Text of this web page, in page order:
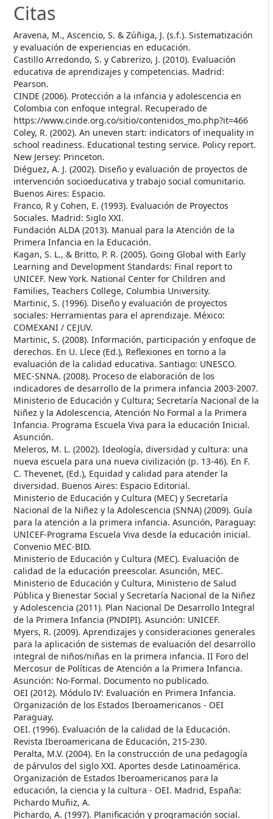
Citas
Aravena, M., Ascencio, S. & Zúñiga, J. (s.f.). Sistematización
y evaluación de experiencias en educación.
Castillo Arredondo, S. y Cabrerizo, J. (2010). Evaluación
educativa de aprendizajes y competencias. Madrid:
Pearson.
CINDE (2006). Protección a la infancia y adolescencia en
Colombia con enfoque integral. Recuperado de
https://www.cinde.org.co/sitio/contenidos_mo.php?it=466
Coley, R. (2002). An uneven start: indicators of inequality in
school readiness. Educational testing service. Policy report.
New Jersey: Princeton.
Diéguez, A. J. (2002). Diseño y evaluación de proyectos de
intervención socioeducativa y trabajo social comunitario.
Buenos Aires: Espacio.
Franco, R y Cohen, E. (1993). Evaluación de Proyectos
Sociales. Madrid: Siglo XXI.
Fundación ALDA (2013). Manual para la Atención de la
Primera Infancia en la Educación.
Kagan, S. L., & Britto, P. R. (2005). Going Global with Early
Learning and Development Standards: Final report to
UNICEF. New York. National Center for Children and
Families, Teachers College, Columbia University.
Martinic, S. (1996). Diseño y evaluación de proyectos
sociales: Herramientas para el aprendizaje. México:
COMEXANI / CEJUV.
Martinic, S. (2008). Información, participación y enfoque de
derechos. En U. Llece (Ed.), Reflexiones en torno a la
evaluación de la calidad educativa. Santiago: UNESCO.
MEC-SNNA. (2008). Proceso de elaboración de los
indicadores de desarrollo de la primera infancia 2003-2007.
Ministerio de Educación y Cultura; Secretaría Nacional de la
Niñez y la Adolescencia, Atención No Formal a la Primera
Infancia. Programa Escuela Viva para la educación Inicial.
Asunción.
Meleros, M. L. (2002). Ideología, diversidad y cultura: una
nueva escuela para una nueva civilización (p. 13-46). En F.
C. Thevenet, (Ed.), Equidad y calidad para atender la
diversidad. Buenos Aires: Espacio Editorial.
Ministerio de Educación y Cultura (MEC) y Secretaría
Nacional de la Niñez y la Adolescencia (SNNA) (2009). Guía
para la atención a la primera infancia. Asunción, Paraguay:
UNICEF-Programa Escuela Viva desde la educación inicial.
Convenio MEC-BID.
Ministerio de Educación y Cultura (MEC). Evaluación de
calidad de la educación preescolar. Asunción, MEC.
Ministerio de Educación y Cultura, Ministerio de Salud
Pública y Bienestar Social y Secretaría Nacional de la Niñez
y Adolescencia (2011). Plan Nacional De Desarrollo Integral
de la Primera Infancia (PNDIPI). Asunción: UNICEF.
Myers, R. (2009). Aprendizajes y consideraciones generales
para la aplicación de sistemas de evaluación del desarrollo
integral de niños/niñas en la primera infancia. II Foro del
Mercosur de Políticas de Atención a la Primera Infancia.
Asunción: No-Formal. Documento no publicado.
OEI (2012). Módulo IV: Evaluación en Primera Infancia.
Organización de los Estados Iberoamericanos - OEI
Paraguay.
OEI. (1996). Evaluación de la calidad de la Educación.
Revista Iberoamericana de Educación, 215-230.
Peralta, M.V. (2004). En la construcción de una pedagogía
de párvulos del siglo XXI. Aportes desde Latinoamérica.
Organización de Estados Iberoamericanos para la
educación, la ciencia y la cultura - OEI. Madrid, España:
Pichardo Muñiz, A.
Pichardo, A. (1997). Planificación y programación social.